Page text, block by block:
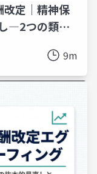
改定｜精神保
―2つの類型
9m